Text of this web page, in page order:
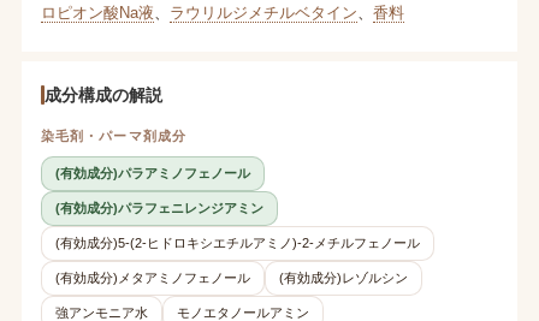
ロピオン酸Na液
ラウリルジメチルベタイン 香料
成分構成の解説
染毛剤・パーマ剤成分
(有効成分)パラアミノフェノール
(有効成分)パラフェニレンジアミン
(有効成分)5-(2-ヒドロキシエチルアミノ)-2-メチルフェノール
(有効成分)メタアミノフェノール (有効成分)レゾルシン
強アンモニア水
モノエタノールアミン